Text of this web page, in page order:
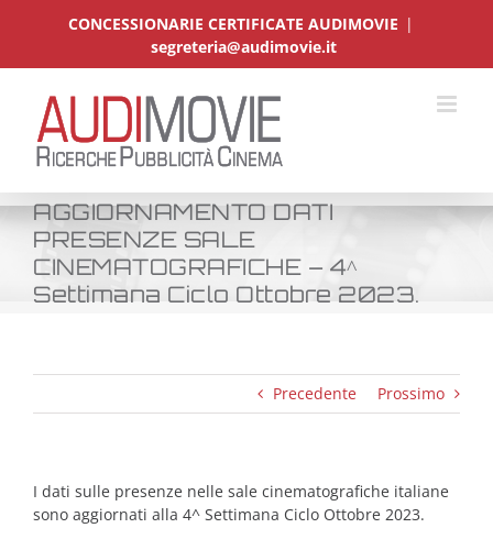
CONCESSIONARIE CERTIFICATE AUDIMOVIE |
segreteria@audimovie.it
AGGIORNAMENTO DATI
PRESENZE SALE
CINEMATOGRAFICHE – 4^
Settimana Ciclo Ottobre 2023.
Precedente Prossimo
I dati sulle presenze nelle sale cinematografiche italiane
sono aggiornati alla 4^ Settimana Ciclo Ottobre 2023.